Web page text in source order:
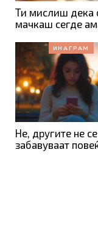
Ти мислиш дека
мачкаш сегде
ИНАГРАМ
Не, другите не се
забавуваат